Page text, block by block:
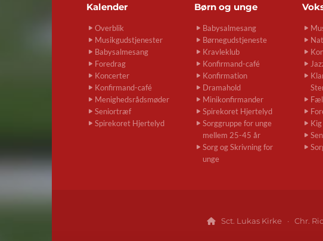
Kalender
Overblik
Musikgudstjenester
Babysalmesang
Foredrag
Koncerter
Konfirmand-café
Menighedsrådsmøder
Seniortræf
Spirekoret Hjertelyd
Børn og unge
Babysalmesang
Børnegudstjeneste
Kravleklub
Konfirmand-café
Konfirmation
Dramahold
Minikonfirmander
Spirekoret Hjertelyd
Sorggruppe for unge
mellem 25-45 år
Sorg og Skrivning for
unge
Sct. Lukas Kirke · Chr.